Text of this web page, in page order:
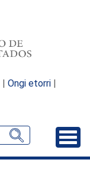
| Ongi etorri |